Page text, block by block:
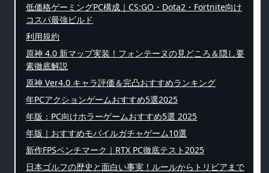
低価格ゲーミングPC構成｜CS:GO・Dota2・Fortnite向け
コスパ最強ビルド
利用規約
原神 4.0 新マップ実装！フォンテーヌの見どころ＆隠し要
素徹底解説
原神 Ver4.0 キャラ評価＆完凸おすすめランキング
年PCアクションゲームおすすめ5選2025
年版：PC向けホラーゲームおすすめ5選 2025
年版｜おすすめモバイルガチャゲーム10選
新作FPSベンチマーク｜RTX PC徹底テスト2025
日本ゴルフの歴史と面白い事実！ルールからトリビアまで